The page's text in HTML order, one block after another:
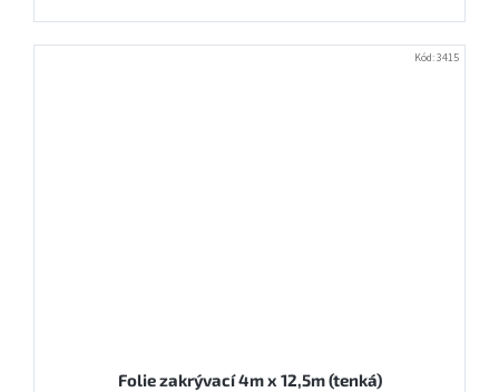
Folie zakrývací 4m x 12,5m (tenká)
Kód:3415